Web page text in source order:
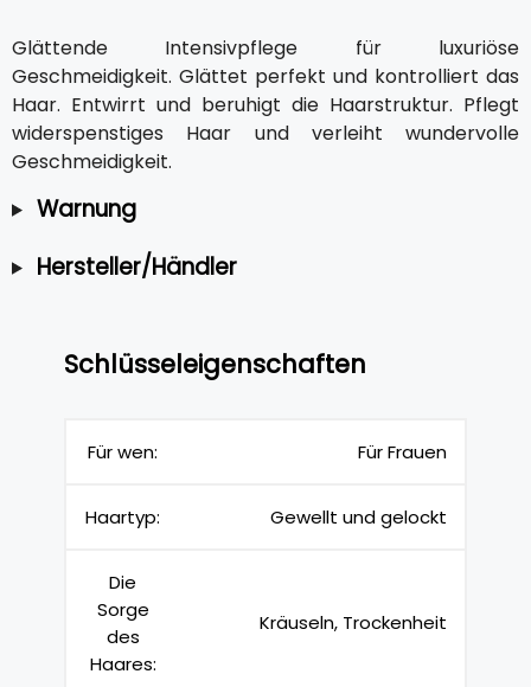
Glättende Intensivpflege für luxuriöse
Geschmeidigkeit. Glättet perfekt und kontrolliert das
Haar. Entwirrt und beruhigt die Haarstruktur. Pflegt
widerspenstiges Haar und verleiht wundervolle
Geschmeidigkeit.
Warnung
Hersteller/Händler
Schlüsseleigenschaften
Für wen: Für Frauen
Haartyp: Gewellt und gelockt
Die
Sorge
des
Haares:
Kräuseln, Trockenheit